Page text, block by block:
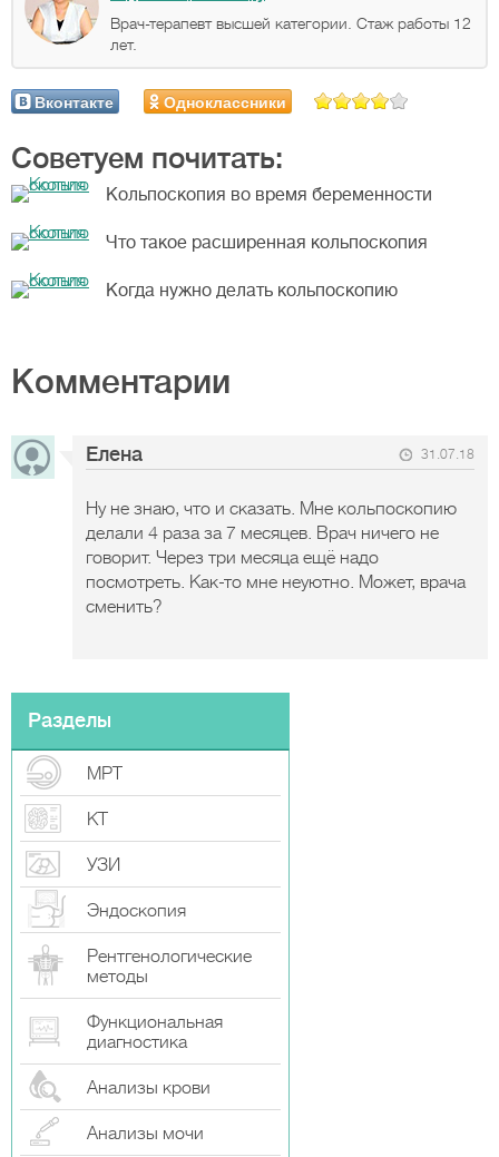
Врач-терапевт высшей категории. Стаж работы 12
лет.
Вконтакте Одноклассники
Советуем почитать:
Кольпоскопия во время беременности
Что такое расширенная кольпоскопия
Когда нужно делать кольпоскопию
Комментарии
Елена 31.07.18
Ну не знаю, что и сказать. Мне кольпоскопию
делали 4 раза за 7 месяцев. Врач ничего не
говорит. Через три месяца ещё надо
посмотреть. Как-то мне неуютно. Может, врача
сменить?
Разделы
МРТ
КТ
УЗИ
Эндоскопия
Рентгенологические
методы
Функциональная
диагностика
Анализы крови
Анализы мочи